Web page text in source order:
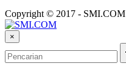
Copyright © 2017 - SMI.COM
×